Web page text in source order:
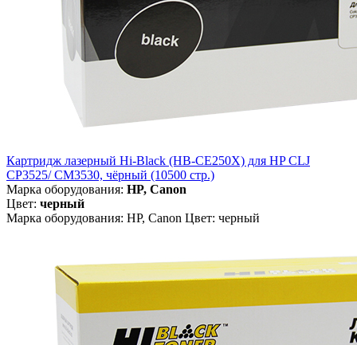
Картридж лазерный Hi-Black (HB-CE250X) для HP CLJ
CP3525/ CM3530, чёрный (10500 стр.)
Марка оборудования: HP, Canon
Цвет: черный
Марка оборудования: HP, Canon Цвет: черный